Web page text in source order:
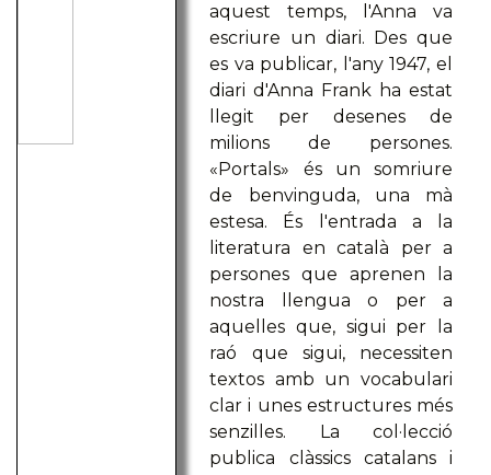
aquest temps, l'Anna va
escriure un diari. Des que
es va publicar, l'any 1947, el
diari d'Anna Frank ha estat
llegit per desenes de
milions de persones.
«Portals» és un somriure
de benvinguda, una mà
estesa. És l'entrada a la
literatura en català per a
persones que aprenen la
nostra llengua o per a
aquelles que, sigui per la
raó que sigui, necessiten
textos amb un vocabulari
clar i unes estructures més
senzilles. La col·lecció
publica clàssics catalans i